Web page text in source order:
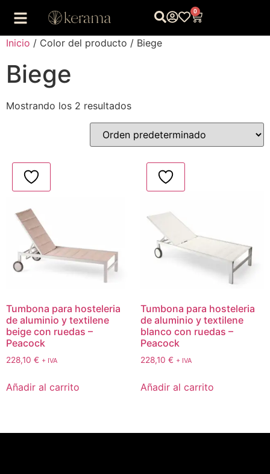
0
Inicio / Color del producto / Biege
Biege
Mostrando los 2 resultados
Tumbona para hosteleria
de aluminio y textilene
beige con ruedas –
Peacock
228,10 € + IVA
Añadir al carrito
Tumbona para hosteleria
de aluminio y textilene
blanco con ruedas –
Peacock
228,10 € + IVA
Añadir al carrito